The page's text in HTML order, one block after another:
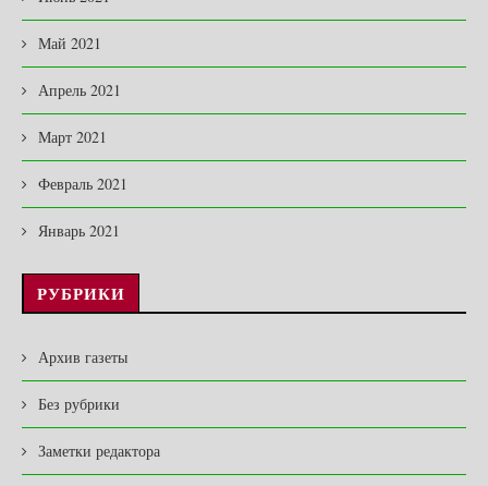
Май 2021
Апрель 2021
Март 2021
Февраль 2021
Январь 2021
РУБРИКИ
Архив газеты
Без рубрики
Заметки редактора